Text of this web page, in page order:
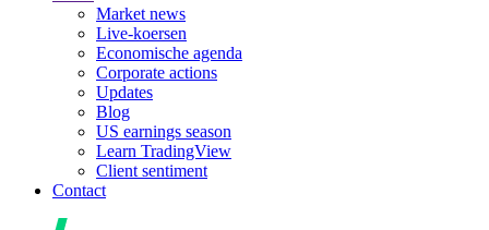
Market news
Live-koersen
Economische agenda
Corporate actions
Updates
Blog
US earnings season
Learn TradingView
Client sentiment
Contact